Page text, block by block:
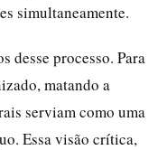
simultaneamente.
desse processo. Para
matando a
serviam como uma
Essa visão crítica,